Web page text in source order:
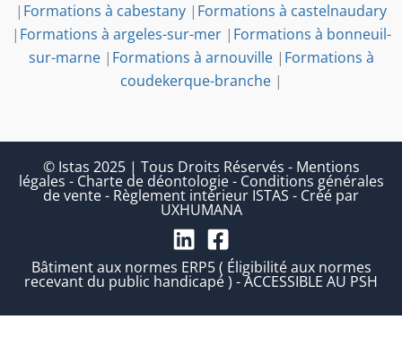
| Formations à cabestany | Formations à castelnaudary
| Formations à argeles-sur-mer| Formations à bonneuil-
sur-marne| Formations à arnouville| Formations à
coudekerque-branche|
© Istas 2025 | Tous Droits Réservés - Mentions
légales - Charte de déontologie- Conditions générales
de vente- Règlement intérieur ISTAS - Créé par
UXHUMANA
Bâtiment aux normes ERP5 ( Éligibilité aux normes
recevant du public handicapé ) - ACCESSIBLE AU PSH